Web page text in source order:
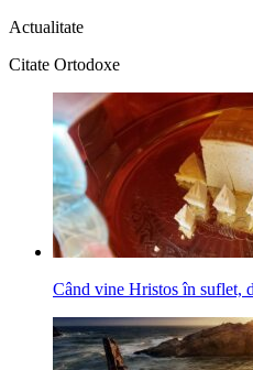
Actualitate
Citate Ortodoxe
Când vine Hristos în suflet,